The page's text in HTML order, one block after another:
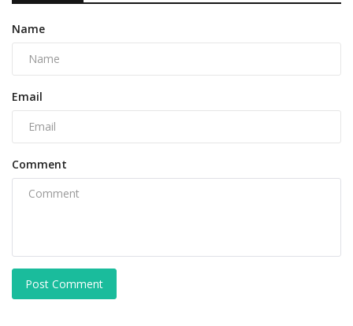
Name
Email
Comment
Post Comment